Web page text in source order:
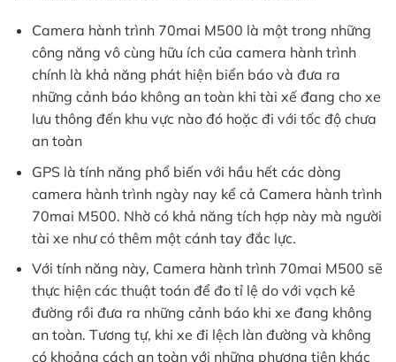
Camera hành trình 70mai M500 là một trong những
công năng vô cùng hữu ích của camera hành trình
chính là khả năng phát hiện biển báo và đưa ra
những cảnh báo không an toàn khi tài xế đang cho xe
lưu thông đến khu vực nào đó hoặc đi với tốc độ chưa
an toàn
GPS là tính năng phổ biến với hầu hết các dòng
camera hành trình ngày nay kể cả Camera hành trình
70mai M500. Nhờ có khả năng tích hợp này mà người
tài xe như có thêm một cánh tay đắc lực.
Với tính năng này, Camera hành trình 70mai M500 sẽ
thực hiện các thuật toán để đo tỉ lệ do với vạch kẻ
đường rồi đưa ra những cảnh báo khi xe đang không
an toàn. Tương tự, khi xe đi lệch làn đường và không
có khoảng cách an toàn với những phương tiện khác